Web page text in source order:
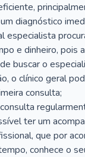
diagnóstico
especialista
e dinheiro, pois
buscar o
o clínico geral
consulta;
ter um
que por
conhece o